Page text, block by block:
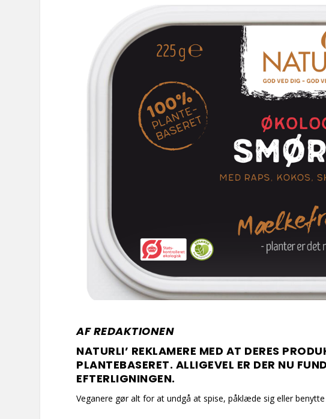
AF REDAKTIONEN
NATURLI’ REKLAMERE MED AT DERES
PLANTEBASERET. ALLIGEVEL ER DER NU
EFTERLIGNINGEN.
Veganere gør alt for at undgå at spise, påklæde sig eller